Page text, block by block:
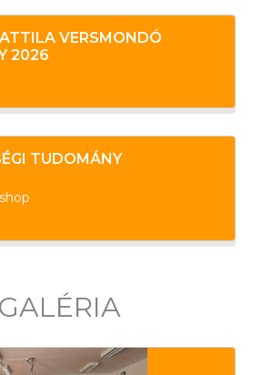
VERSMONDÓ
2026
TUDOMÁNY
GALÉRIA